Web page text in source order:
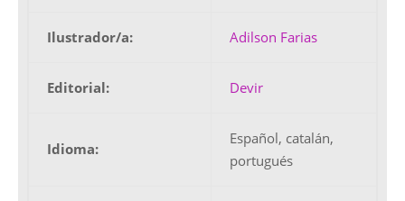
Ilustrador/a: Adilson Farias
Editorial: Devir
Idioma:
Español, catalán,
portugués